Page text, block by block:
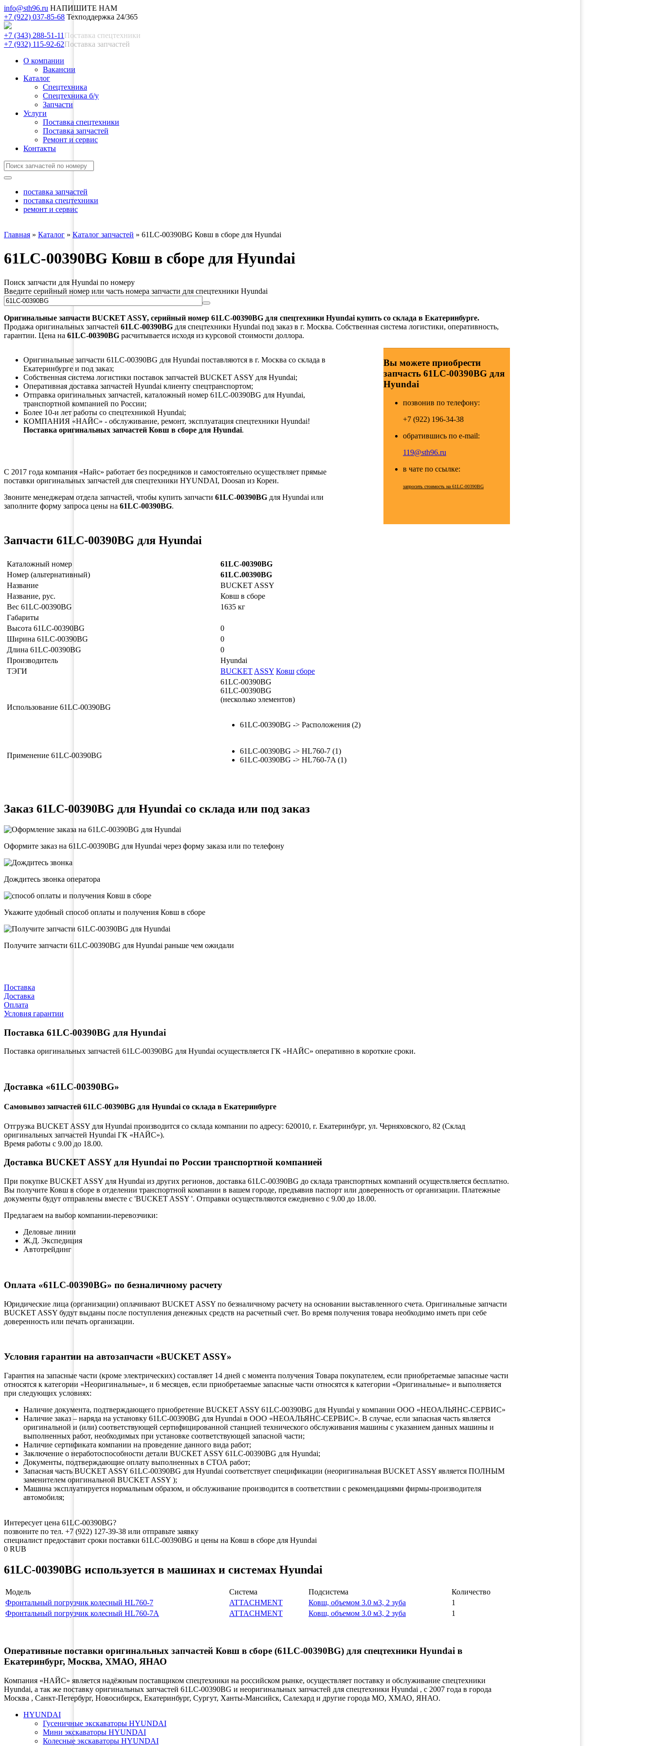
info@sth96.ru НАПИШИТЕ НАМ
+7 (922) 037-85-68 Техподдержка 24/365
+7 (343) 288-51-11 Поставка спецтехники
+7 (932) 115-92-62Поставка запчастей
О компании
Вакансии
Каталог
Спецтехника
Спецтехника б/у
Запчасти
Услуги
Поставка спецтехники
Поставка запчастей
Ремонт и сервис
Контакты
поставка запчастей
поставка спецтехники
ремонт и сервис
Главная » Каталог » Каталог запчастей » 61LC-00390BG Ковш в сборе для Hyundai
61LC-00390BG Ковш в сборе для Hyundai
Поиск запчасти для Hyundai по номеру
Введите серийный номер или часть номера запчасти для спецтехники Hyundai
Оригинальные запчасти BUCKET ASSY, серийный номер 61LC-00390BG для спецтехники Hyundai купить со склада в Екатеринбурге.
Продажа оригинальных запчастей 61LC-00390BG для спецтехники Hyundai под заказ в г. Москва. Собственная система логистики, оперативность,
гарантии. Цена на 61LC-00390BG расчитывается исходя из курсовой стоимости доллора.
Оригинальные запчасти 61LC-00390BG для Hyundai поставляются в г. Москва со склада в
Екатеринбурге и под заказ;
Собственная система логистики поставок запчастей BUCKET ASSY для Hyundai;
Оперативная доставка запчастей Hyundai клиенту спецтранспортом;
Отправка оригинальных запчастей, каталожный номер 61LC-00390BG для Hyundai,
транспортной компанией по России;
Более 10-и лет работы со спецтехникой Hyundai;
КОМПАНИЯ «НАЙС» - обслуживание, ремонт, эксплуатация спецтехники Hyundai!
Поставка оригинальных запчастей Ковш в сборе для Hyundai.
С 2017 года компания «Найс» работает без посредников и самостоятельно осуществляет прямые
поставки оригинальных запчастей для спецтехники HYUNDAI, Doosan из Кореи.
Звоните менеджерам отдела запчастей, чтобы купить запчасти 61LC-00390BG для Hyundai или
заполните форму запроса цены на 61LC-00390BG.
Вы можете приобрести
запчасть 61LC-00390BG для
Hyundai
позвонив по телефону:
+7 (922) 196-34-38
обратившись по e-mail:
119@sth96.ru
в чате по ссылке:
запросить стоимость на 61LC-00390BG
Запчасти 61LC-00390BG для Hyundai
Каталожный номер
61LC-00390BG
Номер (альтернативный)
61LC.00390BG
Название
BUCKET ASSY
Название, рус.
Ковш в сборе
Вес 61LC-00390BG
1635 кг
Габариты
Высота 61LC-00390BG
0
Ширина 61LC-00390BG
0
Длина 61LC-00390BG
0
Производитель
Hyundai
ТЭГИ
BUCKET ASSY Ковш сборе
Использование 61LC-00390BG
61LC-00390BG
61LC-00390BG
(несколько элементов)
61LC-00390BG -> Расположения (2)
Применение 61LC-00390BG
61LC-00390BG -> HL760-7 (1)
61LC-00390BG -> HL760-7A (1)
Заказ 61LC-00390BG для Hyundai со склада или под заказ
Оформите заказ на 61LC-00390BG для Hyundai через форму заказа или по телефону
Дождитесь звонка оператора
Укажите удобный способ оплаты и получения Ковш в сборе
Получите запчасти 61LC-00390BG для Hyundai раньше чем ожидали
Поставка
Доставка
Оплата
Условия гарантии
Поставка 61LC-00390BG для Hyundai
Поставка оригинальных запчастей 61LC-00390BG для Hyundai осуществляется ГК «НАЙС» оперативно в короткие сроки.
Доставка «61LC-00390BG»
Самовывоз запчастей 61LC-00390BG для Hyundai со склада в Екатеринбурге
Отгрузка BUCKET ASSY для Hyundai производится со склада компании по адресу: 620010, г. Екатеринбург, ул. Черняховского, 82 (Склад
оригинальных запчастей Hyundai ГК «НАЙС»).
Время работы с 9.00 до 18.00.
Доставка BUCKET ASSY для Hyundai по России транспортной компанией
При покупке BUCKET ASSY для Hyundai из других регионов, доставка 61LC-00390BG до склада транспортных компаний осуществляется бесплатно.
Вы получите Ковш в сборе в отделении транспортной компании в вашем городе, предъявив паспорт или доверенность от организации. Платежные
документы будут отправлены вместе с 'BUCKET ASSY '. Отправки осуществляются ежедневно с 9.00 до 18.00.
Предлагаем на выбор компании-перевозчики:
Деловые линии
Ж.Д. Экспедиция
Автотрейдинг
Оплата «61LC-00390BG» по безналичному расчету
Юридические лица (организации) оплачивают BUCKET ASSY по безналичному расчету на основании выставленного счета. Оригинальные запчасти
BUCKET ASSY будут выданы после поступления денежных средств на расчетный счет. Во время получения товара необходимо иметь при себе
доверенность или печать организации.
Условия гарантии на автозапчасти «BUCKET ASSY»
Гарантия на запасные части (кроме электрических) составляет 14 дней с момента получения Товара покупателем, если приобретаемые запасные части
относятся к категории «Неоригинальные», и 6 месяцев, если приобретаемые запасные части относятся к категории «Оригинальные» и выполняется
при следующих условиях:
Наличие документа, подтверждающего приобретение BUCKET ASSY 61LC-00390BG для Hyundai у компании ООО «НЕОАЛЬЯНС-СЕРВИС»
Наличие заказ – наряда на установку 61LC-00390BG для Hyundai в ООО «НЕОАЛЬЯНС-СЕРВИС». В случае, если запасная часть является
оригинальной и (или) соответствующей сертифицированной станцией технического обслуживания машины с указанием данных машины и
выполненных работ, необходимых при установке соответствующей запасной части;
Наличие сертификата компании на проведение данного вида работ;
Заключение о неработоспособности детали BUCKET ASSY 61LC-00390BG для Hyundai;
Документы, подтверждающие оплату выполненных в СТОА работ;
Запасная часть BUCKET ASSY 61LC-00390BG для Hyundai соответствует спецификации (неоригинальная BUCKET ASSY является ПОЛНЫМ
заменителем оригинальной BUCKET ASSY );
Машина эксплуатируется нормальным образом, и обслуживание производится в соответствии с рекомендациями фирмы-производителя
автомобиля;
Интересует цена 61LC-00390BG?
позвоните по тел. +7 (922) 127-39-38 или отправьте заявку
специалист предоставит сроки поставки 61LC-00390BG и цены на Ковш в сборе для Hyundai
0 RUB
61LC-00390BG используется в машинах и системах Hyundai
Модель Система Подсистема
Количество
Фронтальный погрузчик колесный HL760-7
ATTACHMENT Ковш, объемом 3.0 м3, 2 зуба
1
Фронтальный погрузчик колесный HL760-7A
ATTACHMENT Ковш, объемом 3.0 м3, 2 зуба 1
Оперативные поставки оригинальных запчастей Ковш в сборе (61LC-00390BG) для спецтехники Hyundai в
Екатеринбург, Москва, ХМАО, ЯНАО
Компания «НАЙС» является надёжным поставщиком спецтехники на российском рынке, осуществляет поставку и обслуживание спецтехники
Hyundai, а так же поставку оригинальных запчастей 61LC-00390BG и неоригинальных запчастей для спецтехники Hyundai , с 2007 года в города
Москва , Санкт-Петербург, Новосибирск, Екатеринбург, Сургут, Ханты-Мансийск, Салехард и другие города МО, ХМАО, ЯНАО.
HYUNDAI
Гусеничные экскаваторы HYUNDAI
Мини экскаваторы HYUNDAI
Колесные экскаваторы HYUNDAI